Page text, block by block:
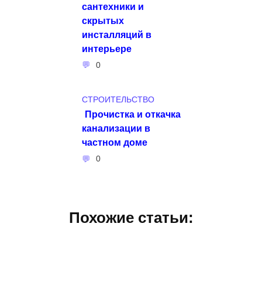
сантехники и
скрытых
инсталляций в
интерьере
0
СТРОИТЕЛЬСТВО
Прочистка и откачка
канализации в
частном доме
0
Похожие статьи: